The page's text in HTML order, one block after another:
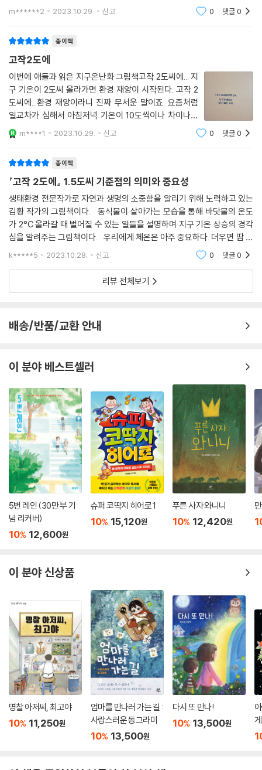
넘게 오르면 폭염, 폭우, 폭설, 가움 등의 기후 재앙이 극심해지고 2도 넘게
m******2 2023.10.29. 신고 0 댓글0
종이책
고작2도에
이번에 애둘과 읽은 지구온난화 그림책고작 2도씨에... 지
구 기온이 2도씨 올라가면 환경 재앙이 시작된다. 고작 2
도씨에...환경 재앙이라니 진짜 무서운 말이죠. 요즘처럼
일교차가 심해서 아침저녁 기온이 10도씩이나 차이나는
데 애둘은 에이~ 고작 2도에 환경 재앙이라니라고 이야
기하더라구요. 그래서 우리 몸이 아파 2도가 넘게 올라갔
m****1 2023.10.29. 신고 0 댓글0
종이책
『고작 2도에』 1.5도씨 기준점의 의미와 중요성
생태환경 전문작가로 자연과 생명의 소중함을 알리기 위해 노력하고 있는
김황 작가의 그림책이다. 동식물이 살아가는 모습을 통해 바닷물의 온도
가 2°C 올라갈 때 벌어질 수 있는 일들을 설명하며 지구 기온 상승의 경각
심을 알려주는 그림책이다. 우리에게 체온은 아주 중요하다. 더우면 땀 흘
리고 추우면 몸을 떠는 이유다. 그런데 동물도 저마다 체온을 유지하는데
k*****5 2023.10.28. 신고 0 댓글0
리뷰 전체보기
배송/반품/교환 안내
이 분야 베스트셀러
5번 레인 (30만 부 기
념 리커버)
10% 12,600원
슈퍼 코딱지 히어로 1
10% 15,120원
푸른 사자 와니니
10% 12,420원
이 분야 신상품
명찰 아저씨, 최고야
10% 11,250원
엄마를 만나러 가는 길 :
사랑스러운 동그라미
10% 13,500원
다시 또 만나!
10% 13,500원
게